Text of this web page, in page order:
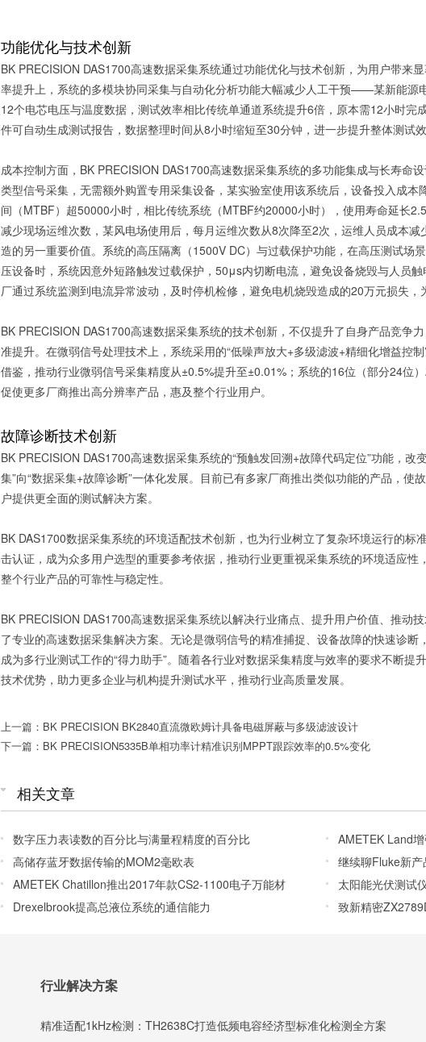
功能优化与技术创新
BK PRECISION DAS1700高速数据采集系统通过功能优化与技术创新，为用户带来
率提升上，系统的多模块协同采集与自动化分析功能大幅减少人工干预——某新能源
12个电芯电压与温度数据，测试效率相比传统单通道系统提升6倍，原本需12小时
件可自动生成测试报告，数据整理时间从8小时缩短至30分钟，进一步提升整体测试效
成本控制方面，BK PRECISION DAS1700高速数据采集系统的多功能集成与长寿命
类型信号采集，无需额外购置专用采集设备，某实验室使用该系统后，设备投入成
间（MTBF）超50000小时，相比传统系统（MTBF约20000小时），使用寿命延长
减少现场运维次数，某风电场使用后，每月运维次数从8次降至2次，运维人员成本
造的另一重要价值。系统的高压隔离（1500V DC）与过载保护功能，在高压测试
压设备时，系统因意外短路触发过载保护，50μs内切断电流，避免设备烧毁与人员
厂通过系统监测到电流异常波动，及时停机检修，避免电机烧毁造成的20万元损失，
BK PRECISION DAS1700高速数据采集系统的技术创新，不仅提升了自身产品竞争
准提升。在微弱信号处理技术上，系统采用的“低噪声放大+多级滤波+精细化增益控
借鉴，推动行业微弱信号采集精度从±0.5%提升至±0.01%；系统的16位（部分24位
促使更多厂商推出高分辨率产品，惠及整个行业用户。
故障诊断技术创新
BK PRECISION DAS1700高速数据采集系统的“预触发回溯+故障代码定位”功能，改
集”向“数据采集+故障诊断”一体化发展。目前已有多家厂商推出类似功能的产品，
户提供更全面的测试解决方案。
BK DAS1700数据采集系统的环境适配技术创新，也为行业树立了复杂环境运行的
击认证，成为众多用户选型的重要参考依据，推动行业更重视采集系统的环境适应
整个行业产品的可靠性与稳定性。
BK PRECISION DAS1700高速数据采集系统以解决行业痛点、提升用户价值、推动
了专业的高速数据采集解决方案。无论是微弱信号的精准捕捉、设备故障的快速诊断
成为多行业测试工作的“得力助手”。随着各行业对数据采集精度与效率的要求不断
技术优势，助力更多企业与机构提升测试水平，推动行业高质量发展。
上一篇：BK PRECISION BK2840直流微欧姆计具备电磁屏蔽与多级滤波设计
下一篇：BK PRECISION5335B单相功率计精准识别MPPT跟踪效率的0.5%变化
相关文章
数字压力表读数的百分比与满量程精度的百分比
AMETEK Land
高储存蓝牙数据传输的MOM2毫欧表
继续聊Fluke新
AMETEK Chatillon推出2017年款CS2-1100电子万能材
料试验机系统
太阳能光伏测试
Drexelbrook提高总液位系统的通信能力
致新精密
行业解决方案
精准适配1kHz检测：TH2638C打造低频电容经济型标准化检测全方案